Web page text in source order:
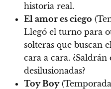
historia real.
El amor es ciego
Llegó el turno para
solteras que buscan
cara a cara.
desilusionadas?
Toy Boy